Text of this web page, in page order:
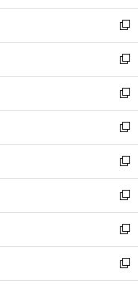
開
く
ウ
で
開
く
ン
ド
ウ
で
開
く
ウ
ィ
ン
ド
ウ
で
開
く
新
し
い
ウ
ィ
ン
ド
ウ
で
開
く
新
し
い
ウ
ィ
ン
ド
ウ
で
開
く
新
し
い
ウ
ィ
ン
ド
ウ
で
開
く
新
し
い
ウ
ィ
ン
ド
ウ
で
開
新
し
い
ウ
ィ
ン
ド
ウ
新
し
い
ウ
ィ
新
し
い
新